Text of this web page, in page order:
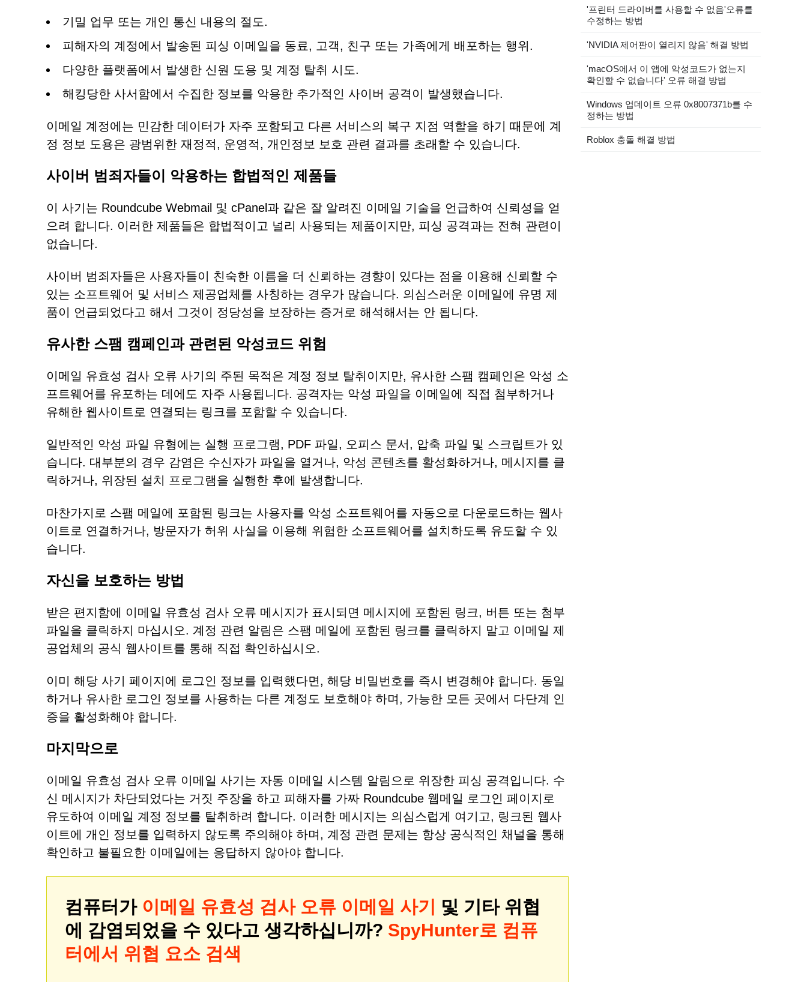
기밀 업무 또는 개인 통신 내용의 절도.
피해자의 계정에서 발송된 피싱 이메일을 동료, 고객, 친구 또는 가족에게 배포하는 행위.
다양한 플랫폼에서 발생한 신원 도용 및 계정 탈취 시도.
해킹당한 사서함에서 수집한 정보를 악용한 추가적인 사이버 공격이 발생했습니다.
이메일 계정에는 민감한 데이터가 자주 포함되고 다른 서비스의 복구 지점 역할을 하기 때문에 계
정 정보 도용은 광범위한 재정적, 운영적, 개인정보 보호 관련 결과를 초래할 수 있습니다.
사이버 범죄자들이 악용하는 합법적인 제품들
이 사기는 Roundcube Webmail 및 cPanel과 같은 잘 알려진 이메일 기술을 언급하여 신뢰성을 얻
으려 합니다. 이러한 제품들은 합법적이고 널리 사용되는 제품이지만, 피싱 공격과는 전혀 관련이
없습니다.
사이버 범죄자들은 사용자들이 친숙한 이름을 더 신뢰하는 경향이 있다는 점을 이용해 신뢰할 수
있는 소프트웨어 및 서비스 제공업체를 사칭하는 경우가 많습니다. 의심스러운 이메일에 유명 제
품이 언급되었다고 해서 그것이 정당성을 보장하는 증거로 해석해서는 안 됩니다.
유사한 스팸 캠페인과 관련된 악성코드 위험
이메일 유효성 검사 오류 사기의 주된 목적은 계정 정보 탈취이지만, 유사한 스팸 캠페인은 악성 소
프트웨어를 유포하는 데에도 자주 사용됩니다. 공격자는 악성 파일을 이메일에 직접 첨부하거나
유해한 웹사이트로 연결되는 링크를 포함할 수 있습니다.
일반적인 악성 파일 유형에는 실행 프로그램, PDF 파일, 오피스 문서, 압축 파일 및 스크립트가 있
습니다. 대부분의 경우 감염은 수신자가 파일을 열거나, 악성 콘텐츠를 활성화하거나, 메시지를 클
릭하거나, 위장된 설치 프로그램을 실행한 후에 발생합니다.
마찬가지로 스팸 메일에 포함된 링크는 사용자를 악성 소프트웨어를 자동으로 다운로드하는 웹사
이트로 연결하거나, 방문자가 허위 사실을 이용해 위험한 소프트웨어를 설치하도록 유도할 수 있
습니다.
자신을 보호하는 방법
받은 편지함에 이메일 유효성 검사 오류 메시지가 표시되면 메시지에 포함된 링크, 버튼 또는 첨부
파일을 클릭하지 마십시오. 계정 관련 알림은 스팸 메일에 포함된 링크를 클릭하지 말고 이메일 제
공업체의 공식 웹사이트를 통해 직접 확인하십시오.
이미 해당 사기 페이지에 로그인 정보를 입력했다면, 해당 비밀번호를 즉시 변경해야 합니다. 동일
하거나 유사한 로그인 정보를 사용하는 다른 계정도 보호해야 하며, 가능한 모든 곳에서 다단계 인
증을 활성화해야 합니다.
마지막으로
이메일 유효성 검사 오류 이메일 사기는 자동 이메일 시스템 알림으로 위장한 피싱 공격입니다. 수
신 메시지가 차단되었다는 거짓 주장을 하고 피해자를 가짜 Roundcube 웹메일 로그인 페이지로
유도하여 이메일 계정 정보를 탈취하려 합니다. 이러한 메시지는 의심스럽게 여기고, 링크된 웹사
이트에 개인 정보를 입력하지 않도록 주의해야 하며, 계정 관련 문제는 항상 공식적인 채널을 통해
확인하고 불필요한 이메일에는 응답하지 않아야 합니다.
컴퓨터가 이메일 유효성 검사 오류 이메일 사기
및 기타 위협
에 감염되었을 수 있다고 생각하십니까? SpyHunter로 컴퓨
터에서 위협 요소 검색
'프린터 드라이버를 사용할 수 없음'오류를
수정하는 방법
'NVIDIA 제어판이 열리지 않음' 해결 방법
'macOS에서 이 앱에 악성코드가 없는지
확인할 수 없습니다' 오류 해결 방법
Windows 업데이트 오류 0x8007371b를 수
정하는 방법
Roblox 충돌 해결 방법